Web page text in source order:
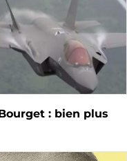
: bien plus